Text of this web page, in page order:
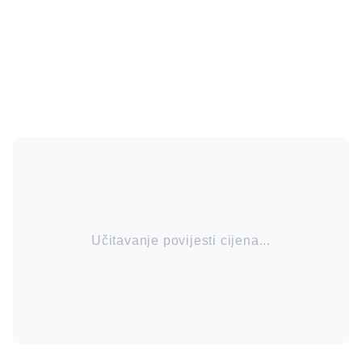
Učitavanje povijesti cijena...